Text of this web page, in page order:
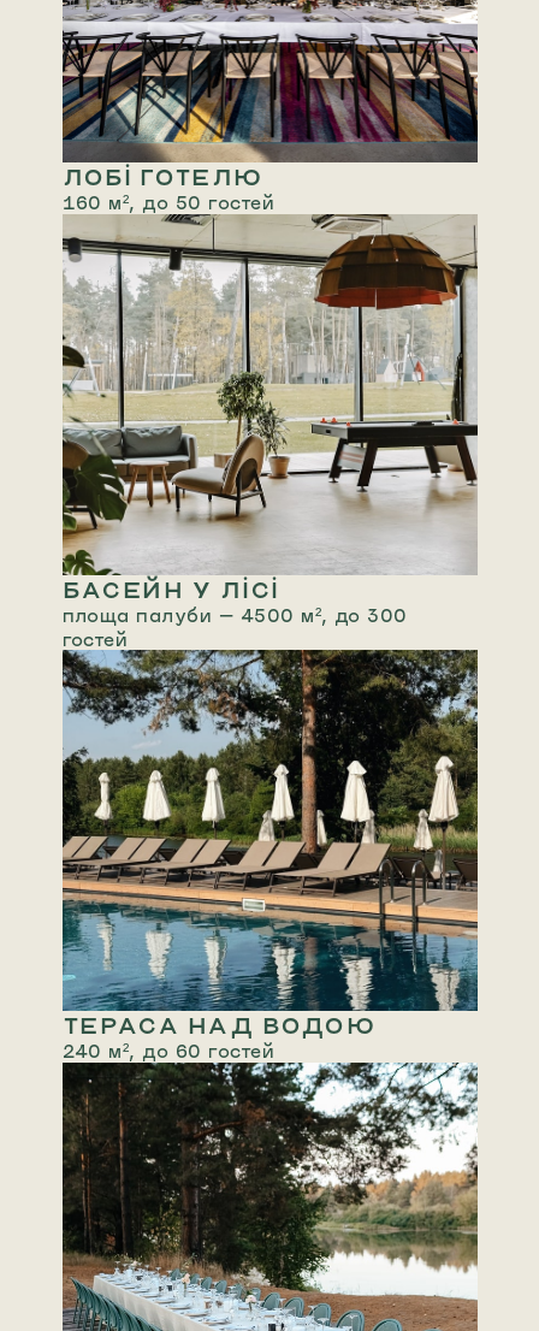
ЛОБІ ГОТЕЛЮ
160 м², до 50 гостей
БАСЕЙН У ЛІСІ
площа палуби — 4500 м², до 300
гостей
ТЕРАСА НАД ВОДОЮ
240 м², до 60 гостей